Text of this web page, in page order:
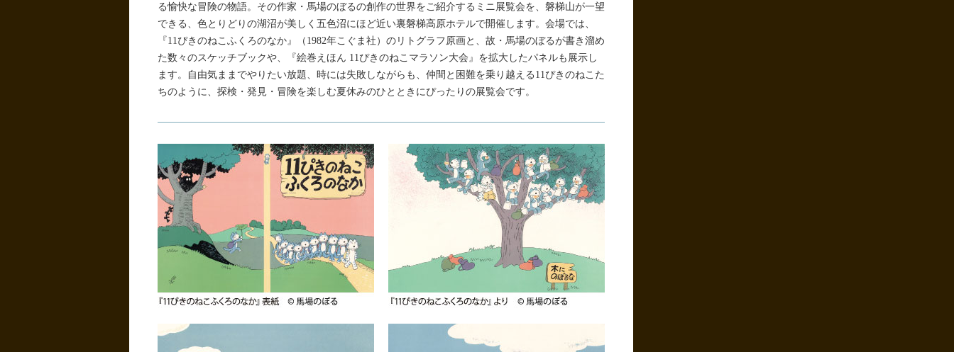
る愉快な冒険の物語。その作家・馬場のぼるの創作の世界をご紹介するミニ展覧会を、磐梯山が一望
できる、色とりどりの湖沼が美しく五色沼にほど近い裏磐梯高原ホテルで開催します。会場では、
『11ぴきのねこふくろのなか』（1982年こぐま社）のリトグラフ原画と、故・馬場のぼるが書き溜め
た数々のスケッチブックや、『絵巻えほん 11ぴきのねこマラソン大会』を拡大したパネルも展示し
ます。自由気ままでやりたい放題、時には失敗しながらも、仲間と困難を乗り越える11ぴきのねこた
ちのように、探検・発見・冒険を楽しむ夏休みのひとときにぴったりの展覧会です。